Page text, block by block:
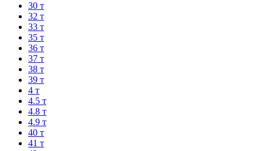
30 т
32 т
33 т
35 т
36 т
37 т
38 т
39 т
4 т
4.5 т
4.8 т
4.9 т
40 т
41 т